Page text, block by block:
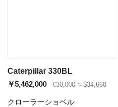
Caterpillar 330BL
￥5,462,000
€30,000 ≈ $34,660
クローラーショベル